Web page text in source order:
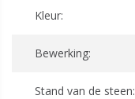
Kleur:
Bewerking:
Stand van de steen: